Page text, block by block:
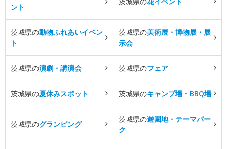
ント
茨城県の動物ふれあいイベン
ト
茨城県の美術展・博物展・展
示会
茨城県の演劇・講演会 茨城県のフェア
茨城県の夏休みスポット 茨城県のキャンプ場・BBQ場
茨城県のグランピング
茨城県の遊園地・テーマパー
ク